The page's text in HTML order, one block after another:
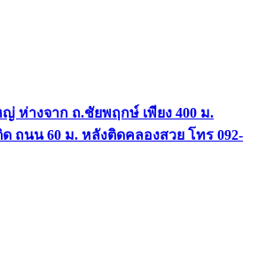
ห่างจาก ถ.ชัยพฤกษ์ เพียง 400 ม.
ถนน 60 ม. หลังติดคลองสวย โทร 092-